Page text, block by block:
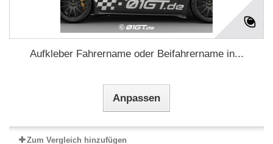
Aufkleber Fahrername oder Beifahrername in...
Anpassen
Zum Vergleich hinzufügen